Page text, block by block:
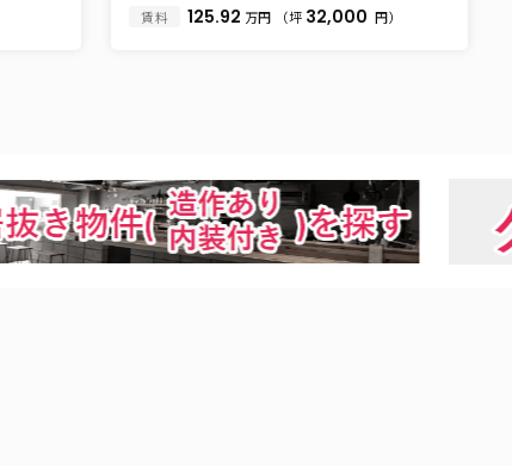
賃料 125.92 万円 （坪 32,000 円）